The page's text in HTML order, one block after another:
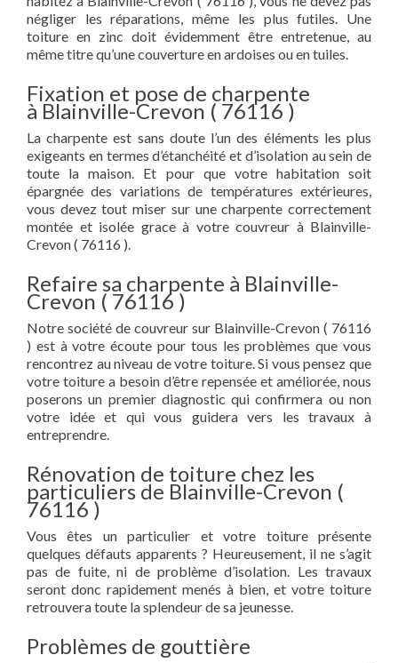
négliger les réparations, même les plus futiles. Une
toiture en zinc doit évidemment être entretenue, au
même titre qu’une couverture en ardoises ou en tuiles.
Fixation et pose de charpente
à Blainville-Crevon ( 76116 )
La charpente est sans doute l’un des éléments les plus
exigeants en termes d’étanchéité et d’isolation au sein de
toute la maison. Et pour que votre habitation soit
épargnée des variations de températures extérieures,
vous devez tout miser sur une charpente correctement
montée et isolée grace à votre couvreur à Blainville-
Crevon ( 76116 ).
Refaire sa charpente à Blainville-
Crevon ( 76116 )
Notre société de couvreur sur Blainville-Crevon ( 76116
) est à votre écoute pour tous les problèmes que vous
rencontrez au niveau de votre toiture. Si vous pensez que
votre toiture a besoin d’être repensée et améliorée, nous
poserons un premier diagnostic qui confirmera ou non
votre idée et qui vous guidera vers les travaux à
entreprendre.
Rénovation de toiture chez les
particuliers de Blainville-Crevon (
76116 )
Vous êtes un particulier et votre toiture présente
quelques défauts apparents ? Heureusement, il ne s’agit
pas de fuite, ni de problème d’isolation. Les travaux
seront donc rapidement menés à bien, et votre toiture
retrouvera toute la splendeur de sa jeunesse.
Problèmes de gouttière